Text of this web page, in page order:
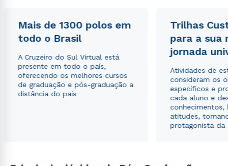
Mais de 1300 polos em
todo o Brasil
A Cruzeiro do Sul Virtual está
presente em todo o país,
oferecendo os melhores cursos
de graduação e pós-graduação a
distância do país
Trilhas
para a sua
jornada
Atividades de
consideram os
específicos e
cada aluno e
conhecimentos,
atitudes,
protagonista da
autorizo que meus dados sejam utilizados para o
envio de conteúdos da Cruzeiro do Sul.